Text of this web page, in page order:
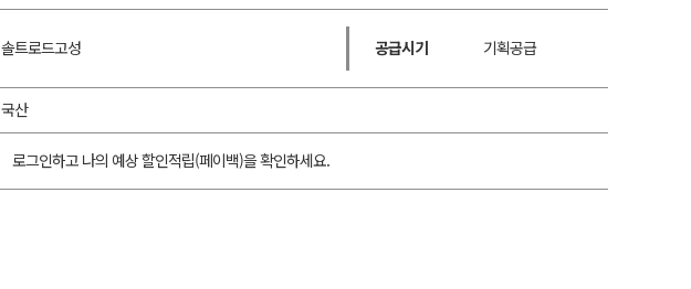
솔트로드고성 공급시기 기획공급
국산
로그인하고 나의 예상 할인적립(페이백)을 확인하세요.